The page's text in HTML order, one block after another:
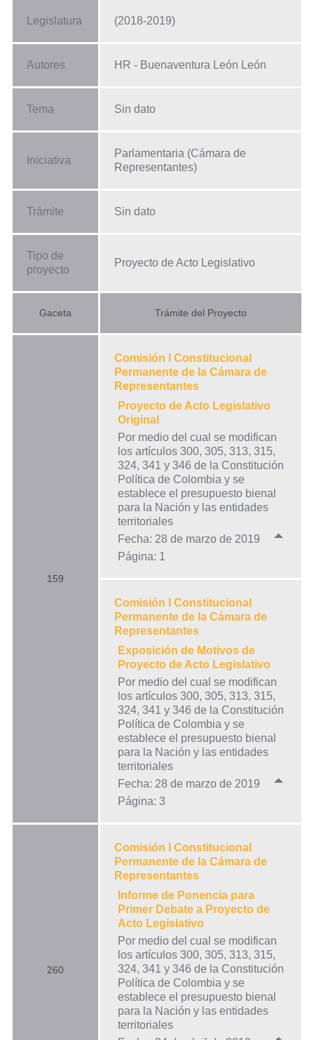
Legislatura (2018-2019)
Autores HR - Buenaventura León León
Tema Sin dato
Iniciativa
Parlamentaria (Cámara de
Representantes)
Trámite Sin dato
Tipo de
proyecto
Proyecto de Acto Legislativo
Gaceta Trámite del Proyecto
159
Comisión I Constitucional
Permanente de la Cámara de
Representantes
Proyecto de Acto Legislativo
Original
Por medio del cual se modifican
los artículos 300, 305, 313, 315,
324, 341 y 346 de la Constitución
Política de Colombia y se
establece el presupuesto bienal
para la Nación y las entidades
territoriales
Fecha: 28 de marzo de 2019
Página: 1
Comisión I Constitucional
Permanente de la Cámara de
Representantes
Exposición de Motivos de
Proyecto de Acto Legislativo
Por medio del cual se modifican
los artículos 300, 305, 313, 315,
324, 341 y 346 de la Constitución
Política de Colombia y se
establece el presupuesto bienal
para la Nación y las entidades
territoriales
Fecha: 28 de marzo de 2019
Página: 3
260
Comisión I Constitucional
Permanente de la Cámara de
Representantes
Informe de Ponencia para
Primer Debate a Proyecto de
Acto Legislativo
Por medio del cual se modifican
los artículos 300, 305, 313, 315,
324, 341 y 346 de la Constitución
Política de Colombia y se
establece el presupuesto bienal
para la Nación y las entidades
territoriales